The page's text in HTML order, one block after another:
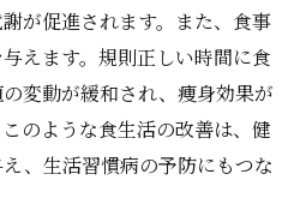
が促進されます。また、食事
えます。規則正しい時間に食
変動が緩和され、痩身効果が
のような食生活の改善は、健
、生活習慣病の予防にもつな